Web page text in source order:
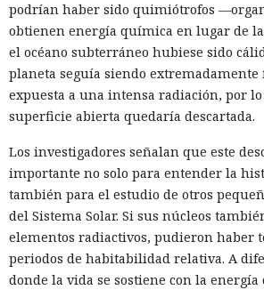
podrían haber sido quimiótrofos
obtienen energía química en lugar de
el océano subterráneo hubiese sido
planeta seguía siendo extremadamente
expuesta a una intensa radiación, por
superficie abierta quedaría descartada.
Los investigadores señalan que este
importante no solo para entender la
también para el estudio de otros
del Sistema Solar. Si sus núcleos
elementos radiactivos, pudieron haber
periodos de habitabilidad relativa. A
donde la vida se sostiene con la energía